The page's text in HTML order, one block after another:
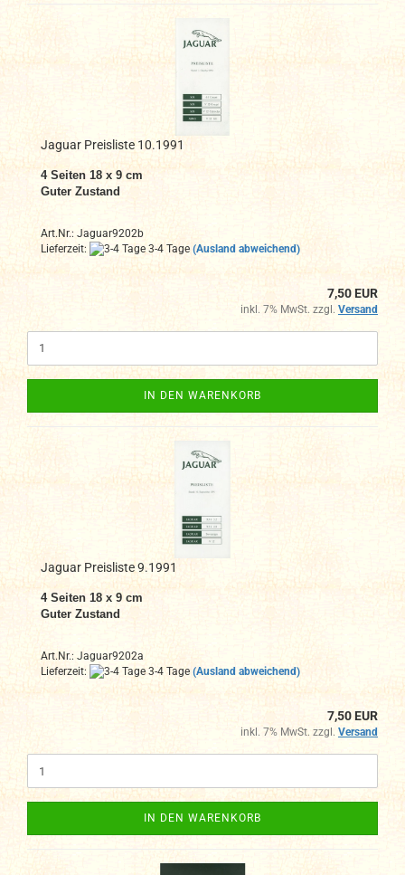
Jaguar Preisliste 10.1991
4 Seiten 18 x 9 cm
Guter Zustand
Art.Nr.: Jaguar9202b
Lieferzeit:
3-4 Tage (Ausland abweichend)
7,50 EUR
inkl. 7% MwSt. zzgl. Versand
IN DEN WARENKORB
Jaguar Preisliste 9.1991
4 Seiten 18 x 9 cm
Guter Zustand
Art.Nr.: Jaguar9202a
Lieferzeit:
3-4 Tage (Ausland abweichend)
7,50 EUR
inkl. 7% MwSt. zzgl. Versand
IN DEN WARENKORB